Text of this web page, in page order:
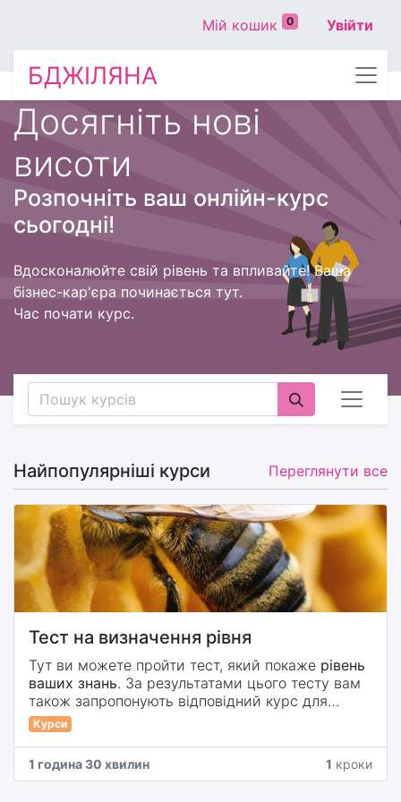
Мій кошик 0 Увійти
БДЖІЛЯНА
Досягніть нові
висоти
Розпочніть ваш онлійн-курс
сьогодні!
Вдосконалюйте свій рівень та впливайте! Ваша
бізнес-кар'єра починається тут.
Час почати курс.
Переглянути все
Найпопулярніші курси
Тест на визначення рівня
Тут ви можете пройти тест, який покаже рівень
ваших знань. За результатами цього тесту вам
також запропонують відповідний курс для
продовження навчання з бджільництва.
Курси
1 година 30 хвилин 1 кроки